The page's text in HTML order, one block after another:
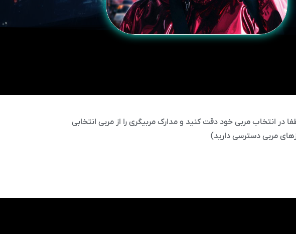
در انتخاب مربی خود دقت کنید و مدارک مربیگری را از مربی انتخابی
مربی دسترسی دارید)